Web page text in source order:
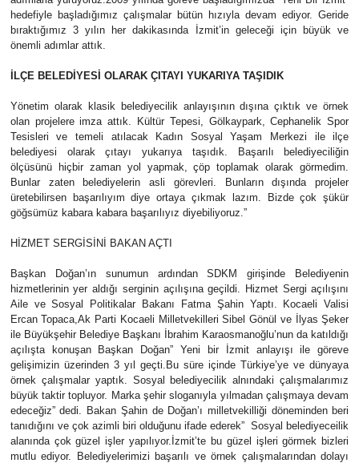
hedefiyle başladığımız çalışmalar bütün hızıyla devam ediyor. Geride
bıraktığımız 3 yılın her dakikasında İzmit’in geleceği için büyük ve
önemli adımlar attık.
İLÇE BELEDİYESİ OLARAK ÇITAYI YUKARIYA TAŞIDIK
Yönetim olarak klasik belediyecilik anlayışının dışına çıktık ve örnek
olan projelere imza attık. Kültür Tepesi, Gölkaypark, Cephanelik Spor
Tesisleri ve temeli atılacak Kadın Sosyal Yaşam Merkezi ile ilçe
belediyesi olarak çıtayı yukarıya taşıdık. Başarılı belediyeciliğin
ölçüsünü hiçbir zaman yol yapmak, çöp toplamak olarak görmedim.
Bunlar zaten belediyelerin asli görevleri. Bunların dışında projeler
üretebilirsen başarılıyım diye ortaya çıkmak lazım. Bizde çok şükür
göğsümüz kabara kabara başarılıyız diyebiliyoruz.”
HİZMET SERGİSİNİ BAKAN AÇTI
Başkan Doğan’ın sunumun ardından SDKM girişinde Belediyenin
hizmetlerinin yer aldığı serginin açılışına geçildi. Hizmet Sergi açılışını
Aile ve Sosyal Politikalar Bakanı Fatma Şahin Yaptı. Kocaeli Valisi
Ercan Topaca,Ak Parti Kocaeli Milletvekilleri Sibel Gönül ve İlyas Şeker
ile Büyükşehir Belediye Başkanı İbrahim Karaosmanoğlu’nun da katıldığı
açılışta konuşan Başkan Doğan” Yeni bir İzmit anlayışı ile göreve
gelişimizin üzerinden 3 yıl geçti.Bu süre içinde Türkiye’ye ve dünyaya
örnek çalışmalar yaptık. Sosyal belediyecilik alnındaki çalışmalarımız
büyük taktir topluyor. Marka şehir sloganıyla yılmadan çalışmaya devam
edeceğiz” dedi. Bakan Şahin de Doğan’ı milletvekilliği döneminden beri
tanıdığını ve çok azimli biri olduğunu ifade ederek” Sosyal belediyeceilik
alanında çok güzel işler yapılıyor.İzmit’te bu güzel işleri görmek bizleri
mutlu ediyor. Belediyelerimizi başarılı ve örnek çalışmalarından dolayı